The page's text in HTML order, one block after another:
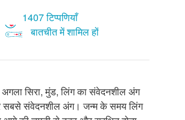
1407 टिप्पणियाँ
बातचीत में शामिल हों
सिरा, मुंड, लिंग का संवेदनशील अंग
सबसे संवेदनशील अंग। जन्म के समय लिंग